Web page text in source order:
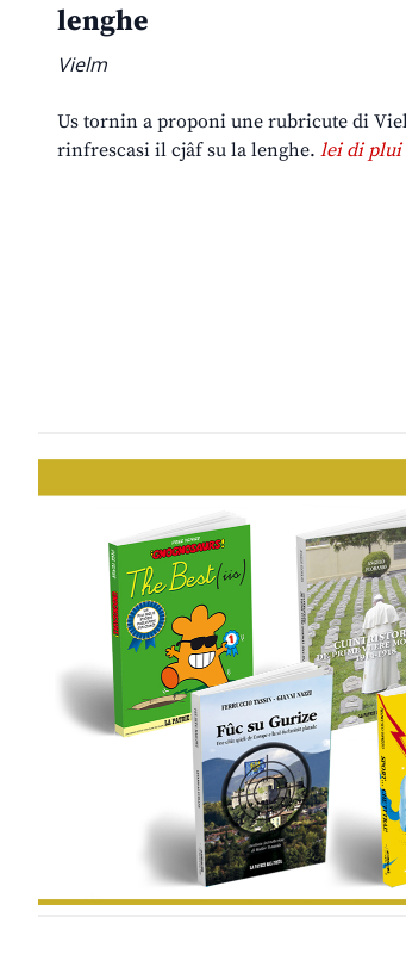
lenghe
Vielm
Us tornin a proponi une rubricute di
rinfrescasi il cjâf su la lenghe. lei di plui